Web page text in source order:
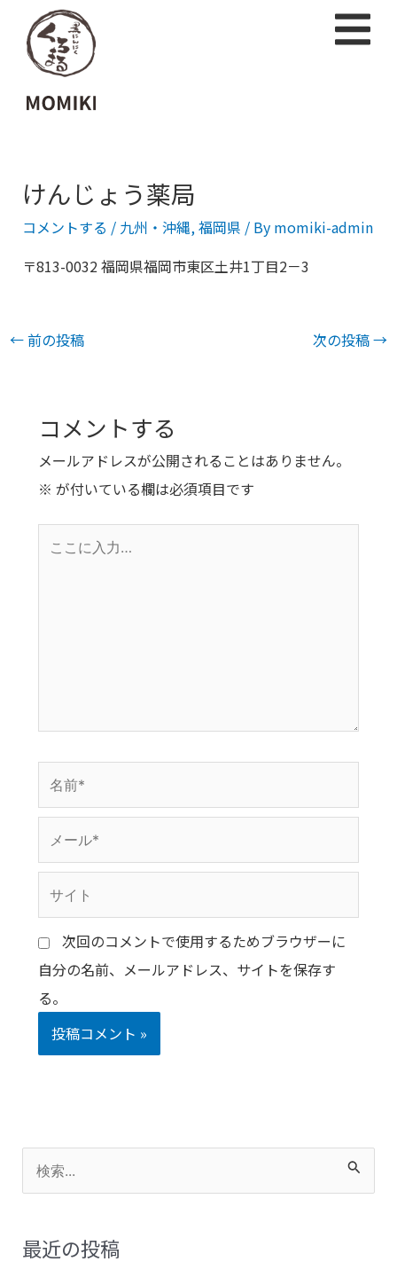
けんじょう薬局
コメントする / 九州・沖縄, 福岡県 / By momiki-admin
〒813-0032 福岡県福岡市東区土井1丁目2－3
←前の投稿 次の投稿→
コメントする
メールアドレスが公開されることはありません。
※ が付いている欄は必須項目です
前
ー
*
イ
ト 次回のコメントで使用するためブラウザーに
自分の名前、メールアドレス、サイトを保存す
る。
索
象
最近の投稿